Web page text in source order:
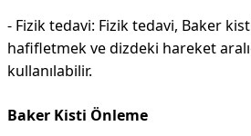
- Fizik tedavi: Fizik tedavi, Baker
hafifletmek ve dizdeki hareket
kullanılabilir.
Baker Kisti Önleme